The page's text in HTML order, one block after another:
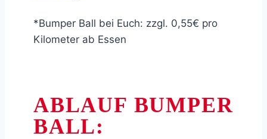
*Bumper Ball bei Euch: zzgl. 0,55€ pro
Kilometer ab Essen
ABLAUF BUMPER
BALL: